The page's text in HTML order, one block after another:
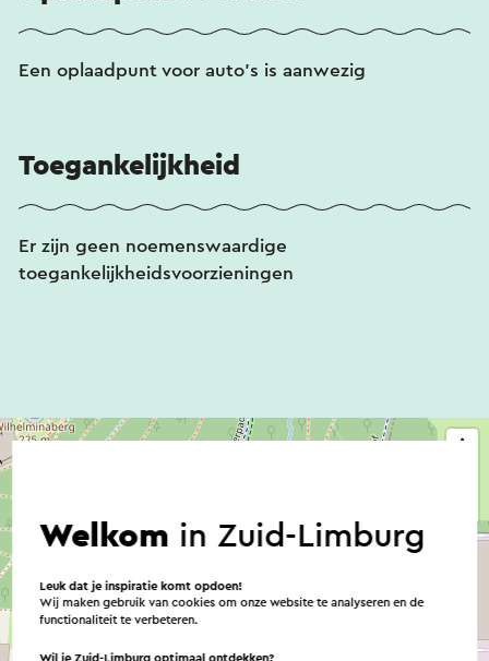
Een oplaadpunt voor auto's is aanwezig
Toegankelijkheid
Er zijn geen noemenswaardige
toegankelijkheidsvoorzieningen
Welkom in Zuid-Limburg
Leuk dat je inspiratie komt opdoen!
Wij maken gebruik van cookies om onze website te analyseren en de
functionaliteit te verbeteren.
Wil je Zuid-Limburg optimaal ontdekken?